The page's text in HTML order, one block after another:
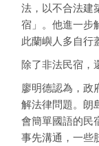
法，以不合法建
宿」。他進一步
此蘭嶼人多自行
除了非法民宿，
廖明德認為，政
解法律問題。朗
會簡單國語的民
事先溝通，一些